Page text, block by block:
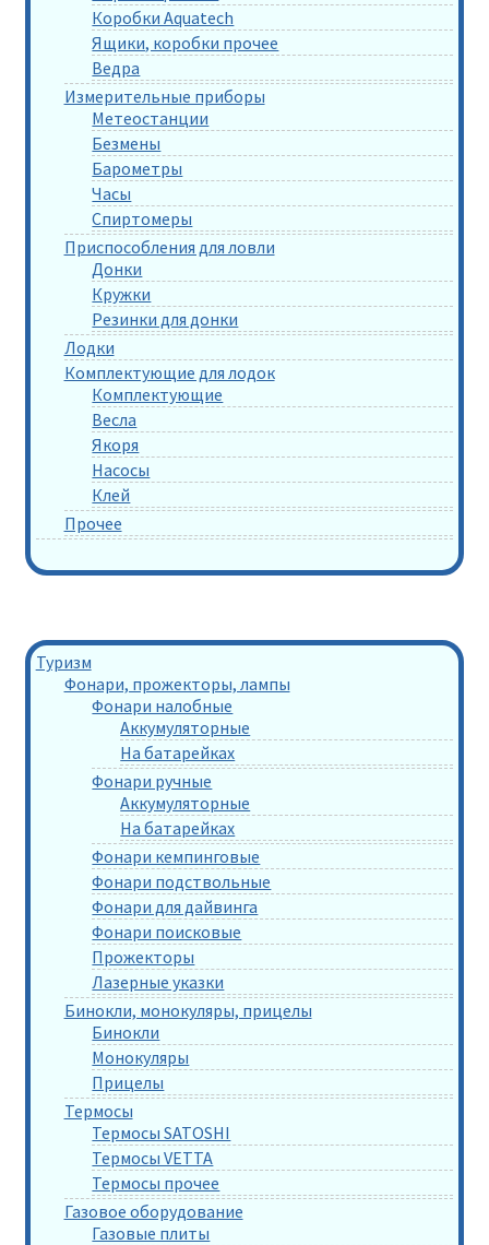
Коробки Aquatech
Ящики, коробки прочее
Ведра
Измерительные приборы
Метеостанции
Безмены
Барометры
Часы
Спиртомеры
Приспособления для ловли
Донки
Кружки
Резинки для донки
Лодки
Комплектующие для лодок
Комплектующие
Весла
Якоря
Насосы
Клей
Прочее
Туризм
Фонари, прожекторы, лампы
Фонари налобные
Аккумуляторные
На батарейках
Фонари ручные
Аккумуляторные
На батарейках
Фонари кемпинговые
Фонари подствольные
Фонари для дайвинга
Фонари поисковые
Прожекторы
Лазерные указки
Бинокли, монокуляры, прицелы
Бинокли
Монокуляры
Прицелы
Термосы
Термосы SATOSHI
Термосы VETTA
Термосы прочее
Газовое оборудование
Газовые плиты